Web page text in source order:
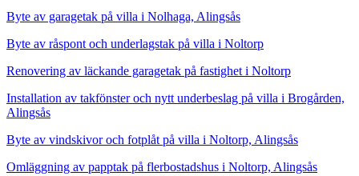
Byte av garagetak på villa i Nolhaga, Alingsås
Byte av råspont och underlagstak på villa i Noltorp
Renovering av läckande garagetak på fastighet i Noltorp
Installation av takfönster och nytt underbeslag på villa i Brogården,
Alingsås
Byte av vindskivor och fotplåt på villa i Noltorp, Alingsås
Omläggning av papptak på flerbostadshus i Noltorp, Alingsås